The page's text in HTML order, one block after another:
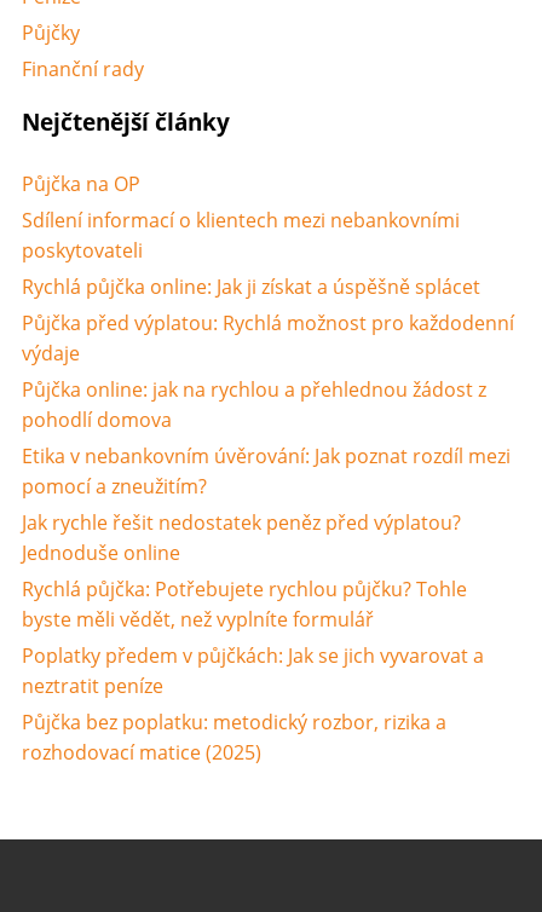
Půjčky
Finanční rady
Nejčtenější články
Půjčka na OP
Sdílení informací o klientech mezi nebankovními
poskytovateli
Rychlá půjčka online: Jak ji získat a úspěšně splácet
Půjčka před výplatou: Rychlá možnost pro každodenní
výdaje
Půjčka online: jak na rychlou a přehlednou žádost z
pohodlí domova
Etika v nebankovním úvěrování: Jak poznat rozdíl mezi
pomocí a zneužitím?
Jak rychle řešit nedostatek peněz před výplatou?
Jednoduše online
Rychlá půjčka: Potřebujete rychlou půjčku? Tohle
byste měli vědět, než vyplníte formulář
Poplatky předem v půjčkách: Jak se jich vyvarovat a
neztratit peníze
Půjčka bez poplatku: metodický rozbor, rizika a
rozhodovací matice (2025)